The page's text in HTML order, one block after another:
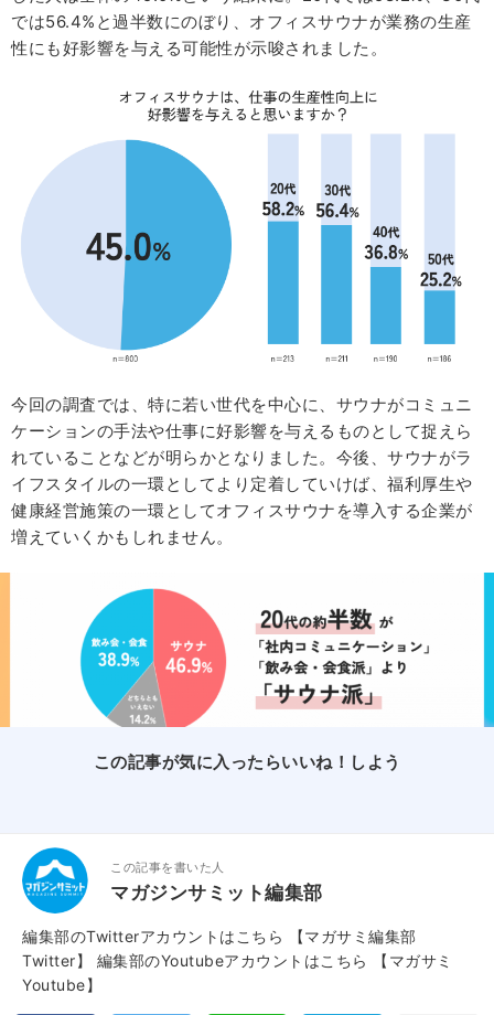
では56.4%と過半数にのぼり、オフィスサウナが業務の生産
性にも好影響を与える可能性が示唆されました。
今回の調査では、特に若い世代を中心に、サウナがコミュニ
ケーションの手法や仕事に好影響を与えるものとして捉えら
れていることなどが明らかとなりました。今後、サウナがラ
イフスタイルの一環としてより定着していけば、福利厚生や
健康経営施策の一環としてオフィスサウナを導入する企業が
増えていくかもしれません。
この記事が気に入ったらいいね！しよう
この記事を書いた人
マガジンサミット編集部
編集部のTwitterアカウントはこちら
【マガサミ編集部
Twitter】
編集部のYoutubeアカウントはこちら
【マガサミ
Youtube】